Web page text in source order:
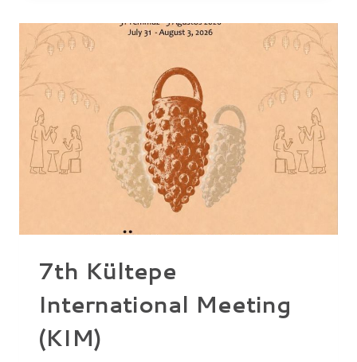
DE
LA
L’ARAGO
L’ORIGINE
D’UNE
EXPÉRIMENTATION
EN
PUBLIC
ET
D’UN
FILM
DOCUMENTAIRE
7th Kültepe
International Meeting
(KIM)